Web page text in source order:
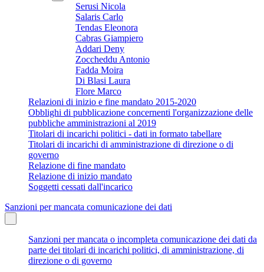
Serusi Nicola
Salaris Carlo
Tendas Eleonora
Cabras Giampiero
Addari Deny
Zoccheddu Antonio
Fadda Moira
Di Blasi Laura
Flore Marco
Relazioni di inizio e fine mandato 2015-2020
Obblighi di pubblicazione concernenti l'organizzazione delle
pubbliche amministrazioni al 2019
Titolari di incarichi politici - dati in formato tabellare
Titolari di incarichi di amministrazione di direzione o di
governo
Relazione di fine mandato
Relazione di inizio mandato
Soggetti cessati dall'incarico
Sanzioni per mancata comunicazione dei dati
Sanzioni per mancata o incompleta comunicazione dei dati da
parte dei titolari di incarichi politici, di amministrazione, di
direzione o di governo